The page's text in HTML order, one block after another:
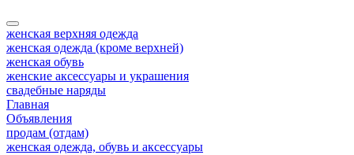
женская верхняя одежда
женская одежда (кроме верхней)
женская обувь
женские аксессуары и украшения
свадебные наряды
Главная
Объявления
продам (отдам)
женская одежда, обувь и аксессуары